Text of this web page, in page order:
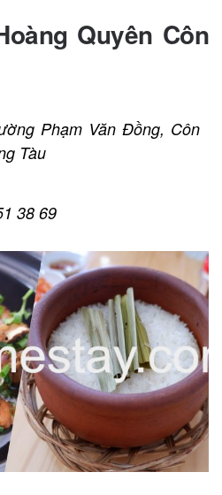
Quyên Côn
Phạm Văn Đồng, Côn
Tàu
38 69